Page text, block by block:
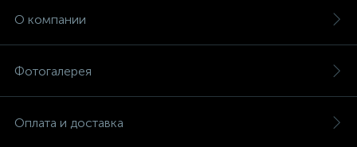
О компании
Фотогалерея
Оплата и доставка